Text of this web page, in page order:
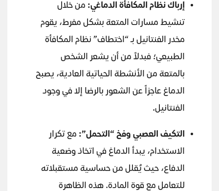
إرباك نظام المكافأة الدماغي: من خلال
تنشيط مسارات المتعة بشكل مفرط، يقوم
مخدر الفنتانيل بـ “اختطاف” نظام المكافأة
الطبيعي؛ فبدلاً من أن يشعر الشخص
بالمتعة من الأنشطة الحياتية العادية، يصبح
الدماغ عاجزاً عن الشعور بالرضا إلا في وجود
الفنتانيل.
التكيف العصبي وفخ “التحمل”: مع تكرار
الاستخدام، يبدأ الدماغ في اتخاذ وضعية
الدفاع، حيث يُقلل من حساسية مستقبلاته
للتعامل مع قوة المادة. هذه الظاهرة